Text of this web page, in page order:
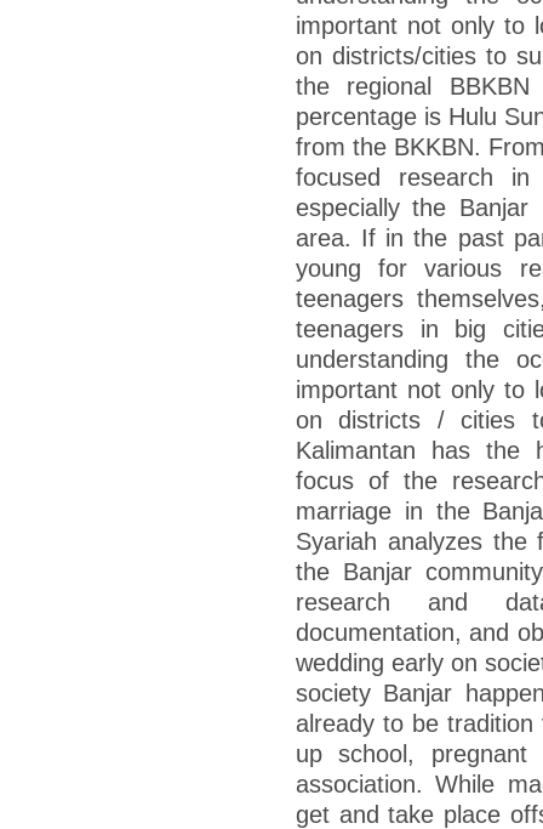
important not only to
on districts/cities to
the regional
percentage is Hulu
from the BKKBN.
focused research
especially the
area. If in the past
young for various
teenagers
teenagers in big
understanding the
important not only to
on districts / cities
Kalimantan has the
focus of the
marriage in the
Syariah analyzes the
the Banjar
research and
documentation, and
wedding early on
society Banjar
already to be tradition
up school,
association. While
get and take place